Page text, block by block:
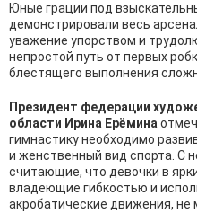
Юные грации под
демонстрировали весь
уважение упорством и
непростой путь от первых
блестящего выполнения
Президент федерации
области Ирина Ерёмина
гимнастику необходимо
и женственный вид спорта. С
считающие, что девочки в
владеющие гибкостью и
акробатические движения, не